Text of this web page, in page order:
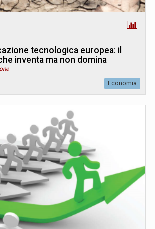
tecnologica europea: il
inventa ma non domina
Economia